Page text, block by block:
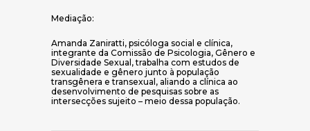
Mediação:
Amanda Zaniratti, psicóloga social e clínica,
integrante da Comissão de Psicologia, Gênero e
Diversidade Sexual, trabalha com estudos de
sexualidade e gênero junto à população
transgênera e transexual, aliando a clínica ao
desenvolvimento de pesquisas sobre as
intersecções sujeito – meio dessa população.